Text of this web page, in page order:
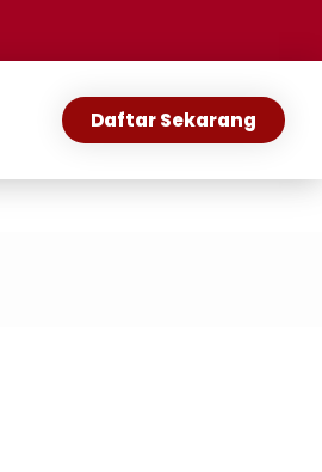
Daftar Sekarang